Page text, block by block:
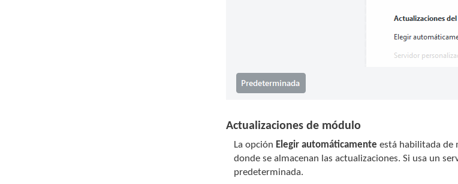
Actualizaciones de módulo
La opción Elegir automáticamente está habilitada de
donde se almacenan las actualizaciones. Si usa un
predeterminada.